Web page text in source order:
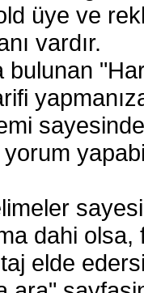
üye ve
vardır.
bulunan
dahi
elde